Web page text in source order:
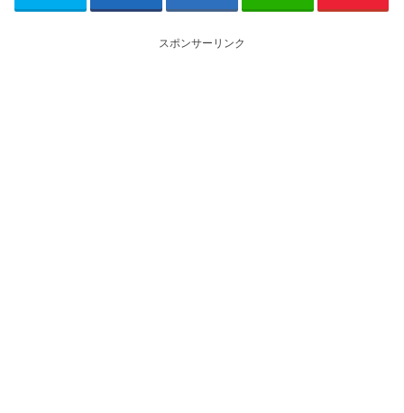
スポンサーリンク